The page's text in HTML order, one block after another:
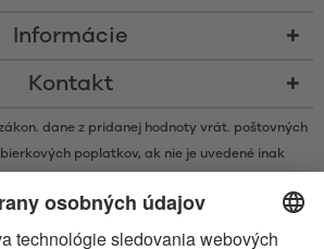
Informácie
Kontakt
dane z pridanej hodnoty vrát. poštovných
poplatkov, ak nie je uvedené inak
Inc. a akékoľvek používanie takýchto značiek
Satisfyer GmbH podlieha licencií.